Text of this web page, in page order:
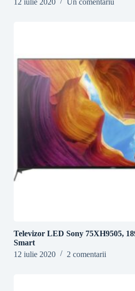
Televizor LED Sony 75XH9505,
Smart
12 iulie 2020
2 comentarii